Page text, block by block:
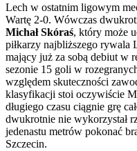
Lech w ostatnim ligowym
Wartę 2-0. Wówczas
Michał Skóraś, który może
piłkarzy najbliższego rywala
mający już za sobą debiut w
sezonie 15 goli w
względem skuteczności
klasyfikacji stoi oczywiście
długiego czasu ciągnie grę
dwukrotnie nie wykorzystał
jedenastu metrów pokonać
Szczecin.